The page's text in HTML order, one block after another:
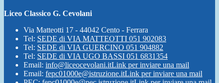
Liceo Classico G. Cevolani
Via Matteotti 17 - 44042 Cento - Ferrara
Tel: SEDE di VIA MATTEOTTI 051 902083
Tel: SEDE di VIA GUERCINO 051 904882
Tel: SEDE di VIA UGO BASSI 051 6831354
Email: info@liceocevolani.itLink per inviare una mail
Email: fepc01000e@istruzione.itLink per inviare una mail